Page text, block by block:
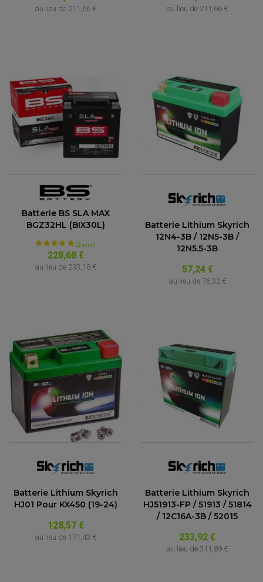
au lieu de 211,66 € au lieu de 211,66 €
Batterie BS SLA MAX
BGZ32HL (BIX30L)
228,68 €
au lieu de 293,18 €
Batterie Lithium Skyrich
12N4-3B / 12N5-3B /
12N5.5-3B
57,24 €
au lieu de 76,32 €
Batterie Lithium Skyrich
HJ01 Pour KX450 (19-24)
128,57 €
au lieu de 171,43 €
Batterie Lithium Skyrich
HJ51913-FP / 51913 / 51814
/ 12C16A-3B / 52015
233,92 €
au lieu de 311,89 €